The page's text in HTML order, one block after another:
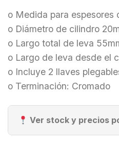
o Medida para espesores
o Diámetro de cilindro
o Largo total de leva
o Largo de leva desde el
o Incluye 2 llaves
o Terminación: Cromado
Ver stock y precios